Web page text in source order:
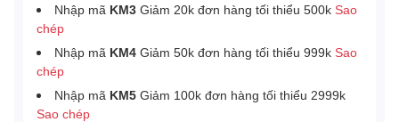
Nhập mã KM3 Giảm 20k đơn hàng tối thiểu 500k Sao
chép
Nhập mã KM4 Giảm 50k đơn hàng tối thiểu 999k Sao
chép
Nhập mã KM5 Giảm 100k đơn hàng tối thiểu 2999k
Sao chép